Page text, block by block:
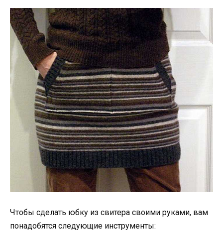
Чтобы сделать юбку из свитера своими руками, вам
понадобятся следующие инструменты: